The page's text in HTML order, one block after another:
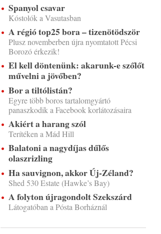
Spanyol csavar
Kóstolók a Vasutasban
A régió top25 bora – tizenötödször
Plusz novemberben újra nyomtatott Pécsi
Borozó érkezik!
El kell döntenünk: akarunk-e szőlőt
művelni a jövőben?
Bor a tiltólistán?
Egyre több boros tartalomgyártó
panaszkodik a Facebook korlátozásaira
Akiért a harang szól
Terítéken a Mád Hill
Balatoni a nagydíjas dűlős
olaszrizling
Ha sauvignon, akkor Új-Zéland?
Shed 530 Estate (Hawke’s Bay)
A folyton újragondolt Szekszárd
Látogatóban a Pósta Borháznál